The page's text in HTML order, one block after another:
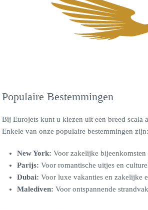
Populaire Bestemmingen
Bij Eurojets kunt u kiezen uit een breed scala
Enkele van onze populaire bestemmingen zijn:
New York: Voor zakelijke bijeenkomsten
Parijs: Voor romantische uitjes en
Dubai: Voor luxe vakanties en zakelijke
Malediven: Voor ontspannende